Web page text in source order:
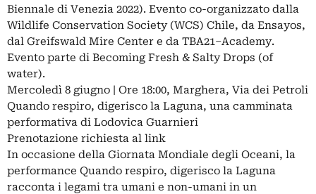
Biennale di Venezia 2022). Evento co-organizzato dalla
Wildlife Conservation Society (WCS) Chile, da Ensayos,
dal Greifswald Mire Center e da TBA21–Academy.
Evento parte di Becoming Fresh & Salty Drops (of
water).
Mercoledì 8 giugno | Ore 18:00, Marghera, Via dei Petroli
Quando respiro, digerisco la Laguna, una camminata
performativa di Lodovica Guarnieri
Prenotazione richiesta al link
In occasione della Giornata Mondiale degli Oceani, la
performance Quando respiro, digerisco la Laguna
racconta i legami tra umani e non-umani in un